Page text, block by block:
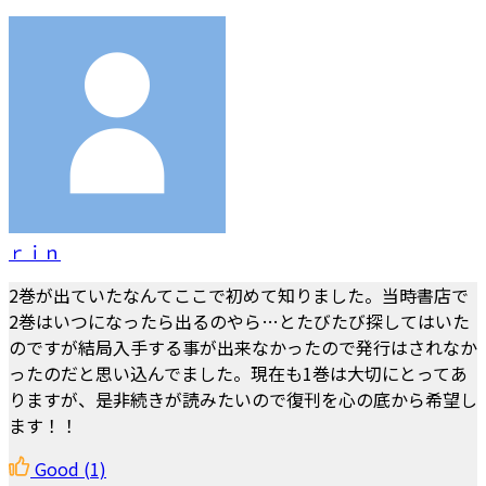
ｒｉｎ
2巻が出ていたなんてここで初めて知りました。当時書店で
2巻はいつになったら出るのやら…とたびたび探してはいた
のですが結局入手する事が出来なかったので発行はされなか
ったのだと思い込んでました。現在も1巻は大切にとってあ
りますが、是非続きが読みたいので復刊を心の底から希望し
ます！！
Good (1)